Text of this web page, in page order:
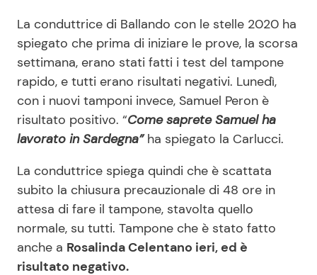
La conduttrice di Ballando con le stelle 2020 ha
spiegato che prima di iniziare le prove, la scorsa
settimana, erano stati fatti i test del tampone
rapido, e tutti erano risultati negativi. Lunedì,
con i nuovi tamponi invece, Samuel Peron è
risultato positivo. “Come saprete Samuel ha
lavorato in Sardegna”ha spiegato la Carlucci.
La conduttrice spiega quindi che è scattata
subito la chiusura precauzionale di 48 ore in
attesa di fare il tampone, stavolta quello
normale, su tutti. Tampone che è stato fatto
anche a Rosalinda Celentano ieri, ed è
risultato negativo.